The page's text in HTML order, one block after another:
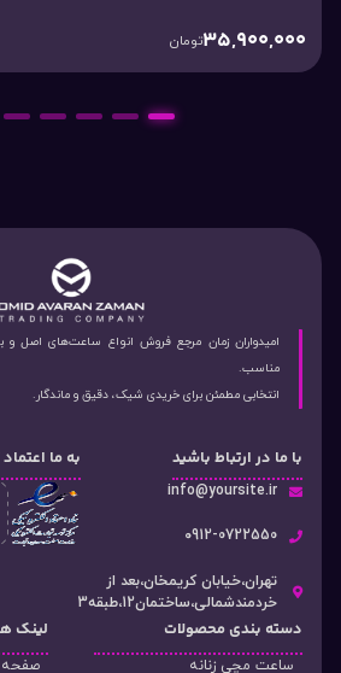
35,900,000تومان
1
2
3
4
امیدواران زمان مرجع فروش انواع ساعت‌های اصل و
مناسب.
انتخابی مطمئن برای خریدی شیک، دقیق و ماندگار.
با ما در ارتباط باشید
info@yoursite.ir
۰912-0722550
تهران،خیابان کریمخان،بعد از
خردمندشمالی،ساختمان12،طبقه3
به ما
دسته‌ بندی محصولات
ساعت مچی زنانه
لینک
صفحه